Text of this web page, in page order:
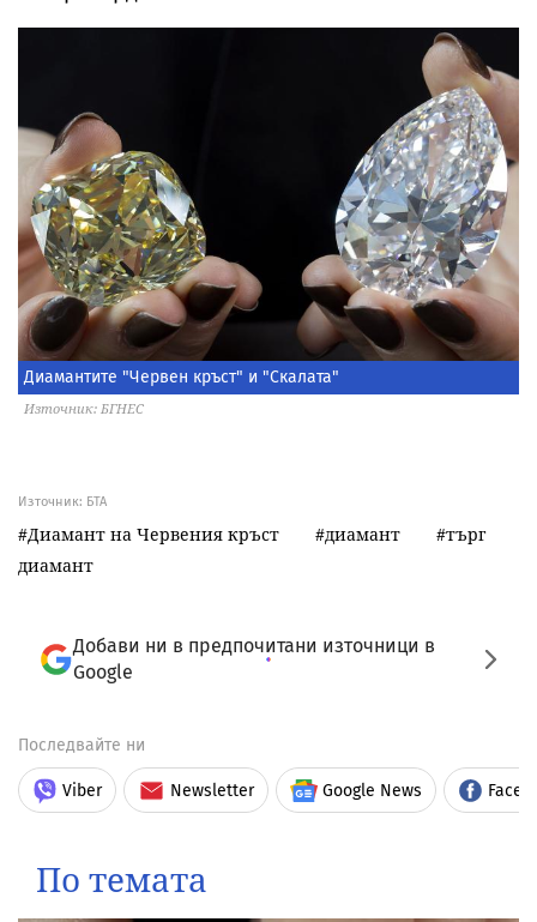
Диамантите "Червен кръст" и "Скалата"
Източник: БГНЕС
Източник: БТА
Диамант на Червения кръст диамант
търг
диамант
Добави ни в предпочитани източници в
Google
Последвайте ни
Viber Newsletter Google News
По темата